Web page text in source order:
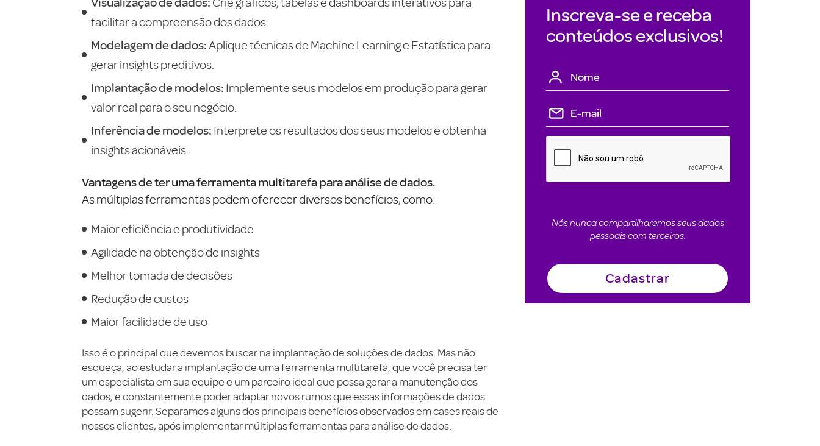
facilitar a compreensão dos dados.
Modelagem de dados:Aplique técnicas de Machine Learning e Estatística para
gerar insights preditivos.
Implantação de modelos: Implemente seus modelos em produção para gerar
valor real para o seu negócio.
Inferência de modelos: Interprete os resultados dos seus modelos e obtenha
insights acionáveis.
Vantagens de ter uma ferramenta multitarefa para análise de dados.
As múltiplas ferramentas podem oferecer diversos benefícios, como:
Maior eficiência e produtividade
Agilidade na obtenção de insights
Melhor tomada de decisões
Redução de custos
Maior facilidade de uso
Isso é o principal que devemos buscar na implantação de soluções de dados. Mas não
esqueça, ao estudar a implantação de uma ferramenta multitarefa, que você precisa ter
um especialista em sua equipe e um parceiro ideal que possa gerar a manutenção dos
dados, e constantemente poder adaptar novos rumos que essas informações de dados
possam sugerir. Separamos alguns dos principais benefícios observados em cases reais de
nossos clientes, após implementar múltiplas ferramentas para análise de dados.
Inscreva-se e receba
conteúdos exclusivos!
Nós nunca compartilharemos seus dados
pessoais com terceiros.